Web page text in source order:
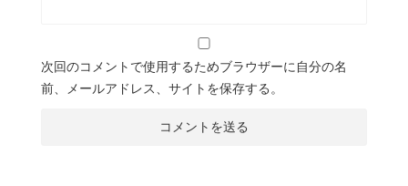
次回のコメントで使用するためブラウザーに自分の名
前、メールアドレス、サイトを保存する。